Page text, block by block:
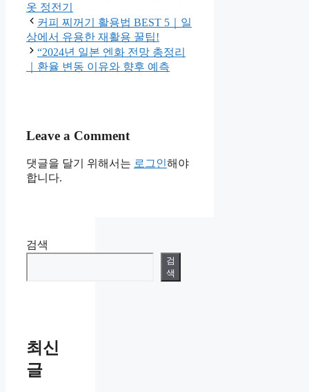
옷 정전기
커피 찌꺼기 활용법 BEST 5｜일
상에서 유용한 재활용 꿀팁!
“2024년 일본 엔화 전망 총정리
｜환율 변동 이유와 향후 예측
Leave a Comment
댓글을 달기 위해서는 로그인해야
합니다.
검색
검
색
최신
글